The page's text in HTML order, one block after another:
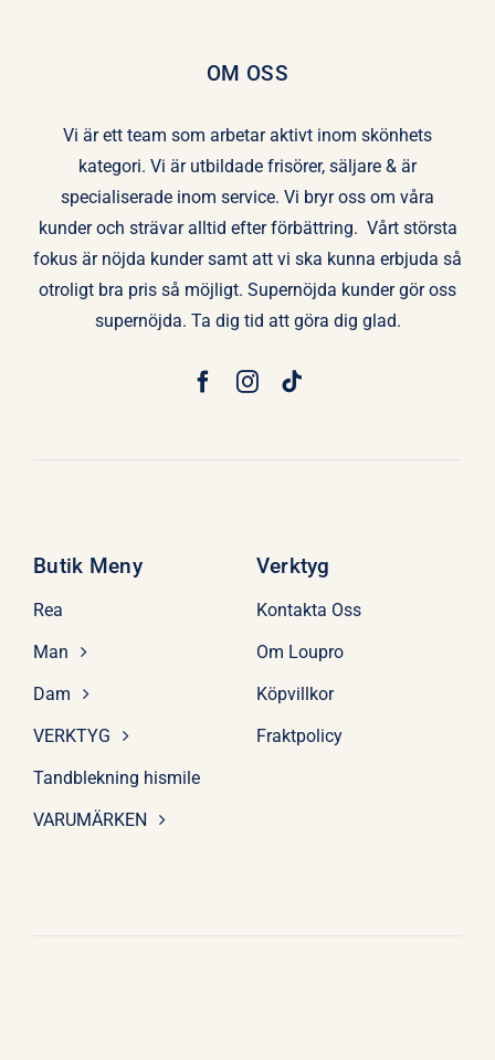
OM OSS
Vi är ett team som arbetar aktivt inom skönhets
kategori. Vi är utbildade frisörer, säljare & är
specialiserade inom service. Vi bryr oss om våra
kunder och strävar alltid efter förbättring. Vårt största
fokus är nöjda kunder samt att vi ska kunna erbjuda så
otroligt bra pris så möjligt. Supernöjda kunder gör oss
supernöjda. Ta dig tid att göra dig glad.
Butik Meny
Rea
Man
Dam
VERKTYG
Tandblekning hismile
VARUMÄRKEN
Verktyg
Kontakta Oss
Om Loupro
Köpvillkor
Fraktpolicy